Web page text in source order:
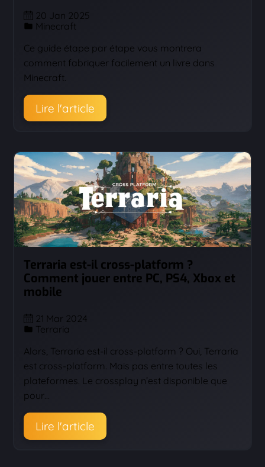
20 Jan 2025
Minecraft
Ce guide étape par étape vous montrera
comment fabriquer facilement un livre dans
Minecraft.
Lire l'article
Terraria est-il cross-platform ?
Comment jouer entre PC, PS4, Xbox et
mobile
21 Mar 2024
Terraria
Alors, Terraria est-il cross-platform ? Oui, Terraria
est cross-platform. Mais pas entre toutes les
plateformes. Le crossplay n’est disponible que
pour…
Lire l'article